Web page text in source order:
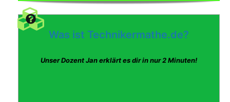
Was ist Technikermathe.de?
Unser Dozent Jan erklärt es dir in nur 2 Minuten!